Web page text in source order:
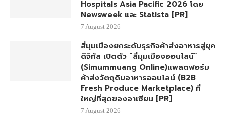
Hospitals Asia Pacific 2026 โดย
Newsweek และ Statista [PR]
7 August 2026
สี่มุมเมืองยกระดับธุรกิจค้าส่งอาหารสู่ยุค
ดิจิทัล เปิดตัว “สี่มุมเมืองออนไลน์”
(Simummuang Online)แพลตฟอร์ม
ค้าส่งวัตถุดิบอาหารออนไลน์ (B2B
Fresh Produce Marketplace) ที่
ใหญ่ที่สุดของอาเซียน [PR]
7 August 2026